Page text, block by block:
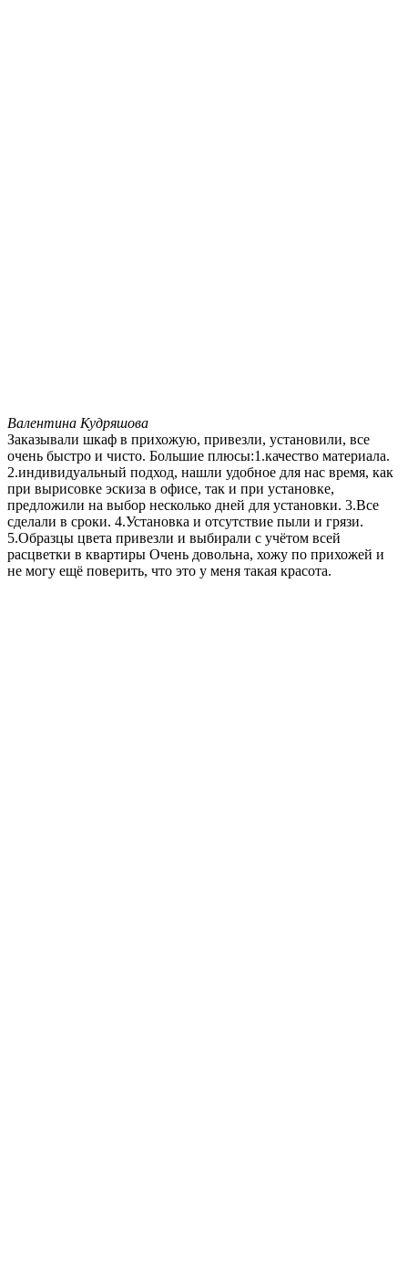
Валентина Кудряшова
Заказывали шкаф в прихожую, привезли, установили, все
очень быстро и чисто. Большие плюсы:1.качество материала.
2.индивидуальный подход, нашли удобное для нас время, как
при вырисовке эскиза в офисе, так и при установке,
предложили на выбор несколько дней для установки. 3.Все
сделали в сроки. 4.Установка и отсутствие пыли и грязи.
5.Образцы цвета привезли и выбирали с учётом всей
расцветки в квартиры Очень довольна, хожу по прихожей и
не могу ещё поверить, что это у меня такая красота.